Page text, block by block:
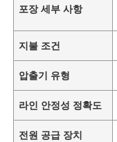
포장 세부 사항
지불 조건
압출기 유형
라인 안정성 정확도
전원 공급 장치